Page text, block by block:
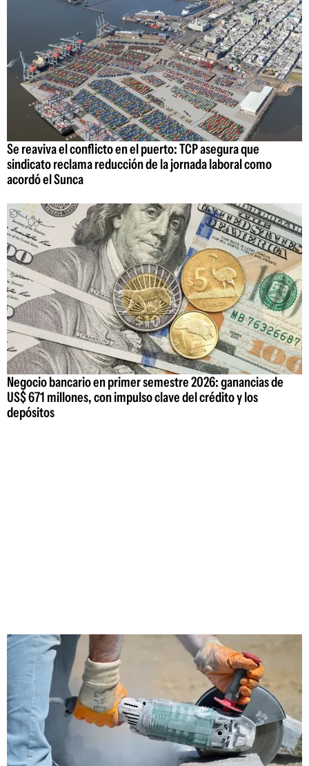
Se reaviva el conflicto en el puerto: TCP asegura que
sindicato reclama reducción de la jornada laboral como
acordó el Sunca
Negocio bancario en primer semestre 2026: ganancias de
US$ 671 millones, con impulso clave del crédito y los
depósitos